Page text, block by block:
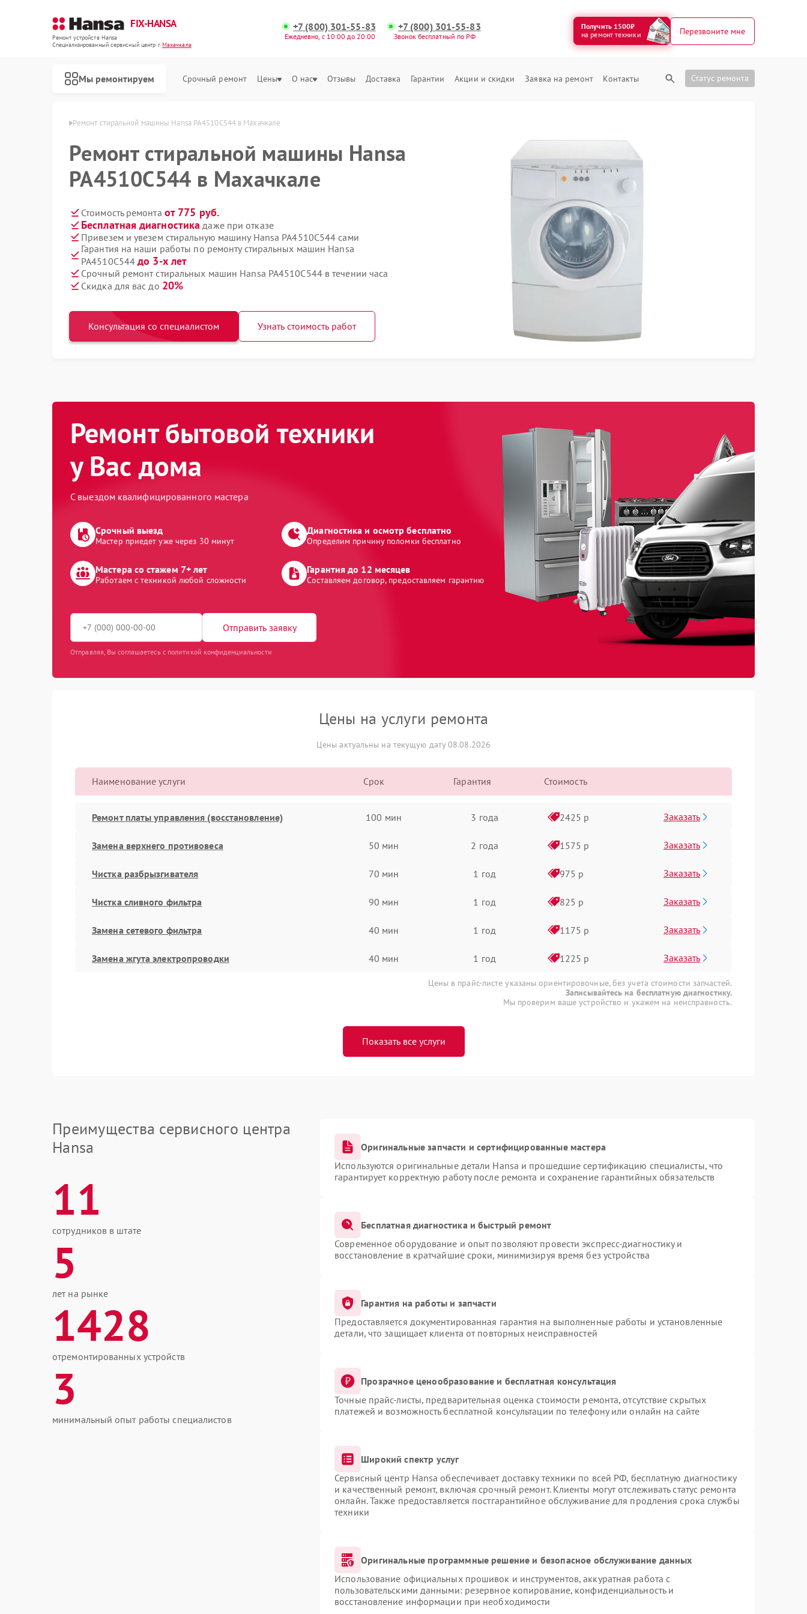
FIX-HANSA
Ремонт устройств Hansa
Специализированный cервисный центр г.Махачкала
+7 (800) 301-55-83
Ежедневно, с 10:00 до 20:00
+7 (800) 301-55-83
Звонок бесплатный по РФ
Получить 1500₽
на ремонт техники
Перезвоните мне
Мы ремонтируем Срочный ремонт Цены О нас Отзывы Доставка Гарантии Акции и скидки Заявка на ремонт Контакты Статус ремонта
Ремонт стиральной машины Hansa PA4510C544 в Махачкале
Ремонт стиральной машины Hansa
PA4510C544 в Махачкале
Стоимость ремонта от 775 руб.
Бесплатная диагностика даже при отказе
Привезем и увезем стиральную машину Hansa PA4510C544 сами
Гарантия на наши работы по ремонту стиральных машин Hansa
PA4510C544до 3-х лет
Срочный ремонт стиральных машин Hansa PA4510C544 в течении часа
Скидка для вас до 20%
Консультация со специалистом Узнать стоимость работ
Ремонт бытовой техники
у Вас дома
С выездом квалифицированного мастера
Срочный выезд
Мастер приедет уже через 30 минут
Диагностика и осмотр бесплатно
Определим причину поломки бесплатно
Мастера со стажем 7+ лет
Работаем с техникой любой сложности
Гарантия до 12 месяцев
Составляем договор, предоставляем гарантию
Отправить заявку
Отправляя, Вы соглашаетесь с политикой конфиденциальности
Цены на услуги ремонта
Цены актуальны на текущую дату 08.08.2026
Наименование услуги Срок Гарантия Стоимость
Ремонт платы управления (восстановление) 100 мин 3 года 2425 р Заказать
Замена верхнего противовеса 50 мин 2 года 1575 р Заказать
Чистка разбрызгивателя 70 мин 1 год 975 р Заказать
Чистка сливного фильтра 90 мин 1 год 825 р Заказать
Замена сетевого фильтра 40 мин 1 год 1175 р Заказать
Замена жгута электропроводки 40 мин 1 год 1225 р Заказать
Цены в прайс-листе указаны ориентировочные, без учета стоимости запчастей.
Записывайтесь на бесплатную диагностику.
Мы проверим ваше устройство и укажем на неисправность.
Показать все услуги
Преимущества сервисного центра
Hansa
11
сотрудников в штате
5
лет на рынке
1428
отремонтированных устройств
3
минимальный опыт работы специалистов
Оригинальные запчасти и сертифицированные мастера
Используются оригинальные детали Hansa и прошедшие сертификацию специалисты, что
гарантирует корректную работу после ремонта и сохранение гарантийных обязательств
Бесплатная диагностика и быстрый ремонт
Современное оборудование и опыт позволяют провести экспресс-диагностику и
восстановление в кратчайшие сроки, минимизируя время без устройства
Гарантия на работы и запчасти
Предоставляется документированная гарантия на выполненные работы и установленные
детали, что защищает клиента от повторных неисправностей
Прозрачное ценообразование и бесплатная консультация
Точные прайс-листы, предварительная оценка стоимости ремонта, отсутствие скрытых
платежей и возможность бесплатной консультации по телефону или онлайн на сайте
Широкий спектр услуг
Сервисный центр Hansa обеспечивает доставку техники по всей РФ, бесплатную диагностику
и качественный ремонт, включая срочный ремонт. Клиенты могут отслеживать статус ремонта
онлайн. Также предоставляется постгарантийное обслуживание для продления срока службы
техники
Оригинальные программные решение и безопасное обслуживание данных
Использование официальных прошивок и инструментов, аккуратная работа с
пользовательскими данными: резервное копирование, конфиденциальность и
восстановление информации при необходимости